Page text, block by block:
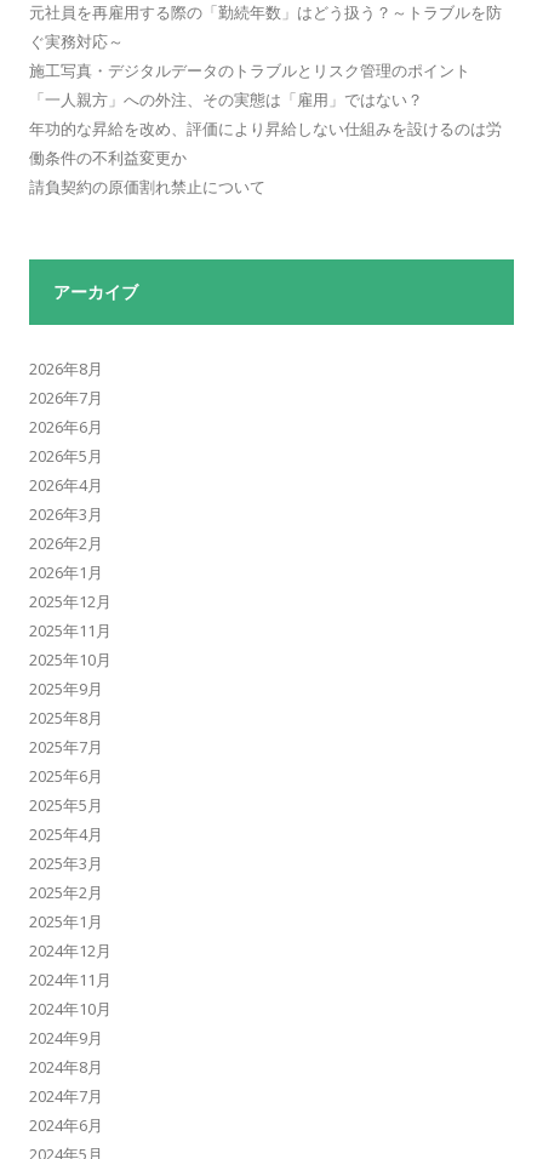
元社員を再雇用する際の「勤続年数」はどう扱う？～トラブルを防
ぐ実務対応～
施工写真・デジタルデータのトラブルとリスク管理のポイント
「一人親方」への外注、その実態は「雇用」ではない？
年功的な昇給を改め、評価により昇給しない仕組みを設けるのは労
働条件の不利益変更か
請負契約の原価割れ禁止について
アーカイブ
2026年8月
2026年7月
2026年6月
2026年5月
2026年4月
2026年3月
2026年2月
2026年1月
2025年12月
2025年11月
2025年10月
2025年9月
2025年8月
2025年7月
2025年6月
2025年5月
2025年4月
2025年3月
2025年2月
2025年1月
2024年12月
2024年11月
2024年10月
2024年9月
2024年8月
2024年7月
2024年6月
2024年5月